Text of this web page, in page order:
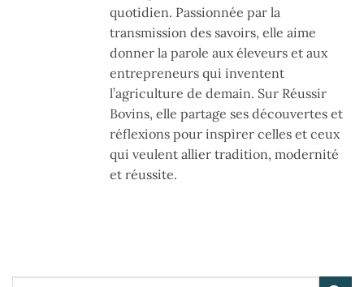
quotidien. Passionnée par la
transmission des savoirs, elle aime
donner la parole aux éleveurs et aux
entrepreneurs qui inventent
l’agriculture de demain. Sur Réussir
Bovins, elle partage ses découvertes et
réflexions pour inspirer celles et ceux
qui veulent allier tradition, modernité
et réussite.